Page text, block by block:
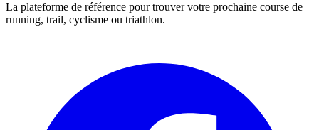
La plateforme de référence pour trouver votre prochaine course de
running, trail, cyclisme ou triathlon.